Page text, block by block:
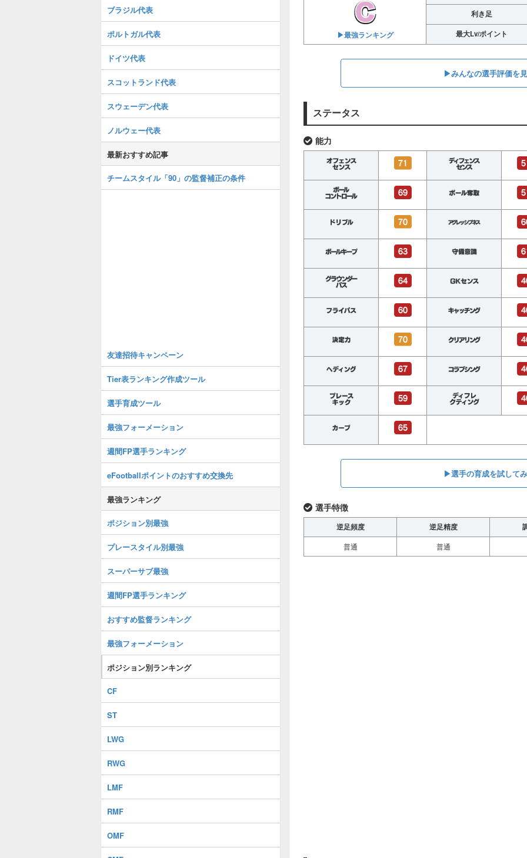
▶︎最強ランキング
利き足
最大Lv/ポイント
▶︎みんなの選手評価を
ステータス
能力
▶︎選手の育成を試して
選手特徴
逆足頻度 逆足精度
普通 普通
ブラジル代表
ポルトガル代表
ドイツ代表
スコットランド代表
スウェーデン代表
ノルウェー代表
最新おすすめ記事
チームスタイル「90」の監督補正の条件
友達招待キャンペーン
Tier表ランキング作成ツール
選手育成ツール
最強フォーメーション
週間FP選手ランキング
eFootballポイントのおすすめ交換先
最強ランキング
ポジション別最強
プレースタイル別最強
スーパーサブ最強
週間FP選手ランキング
おすすめ監督ランキング
最強フォーメーション
ポジション別ランキング
CF
ST
LWG
RWG
LMF
RMF
OMF